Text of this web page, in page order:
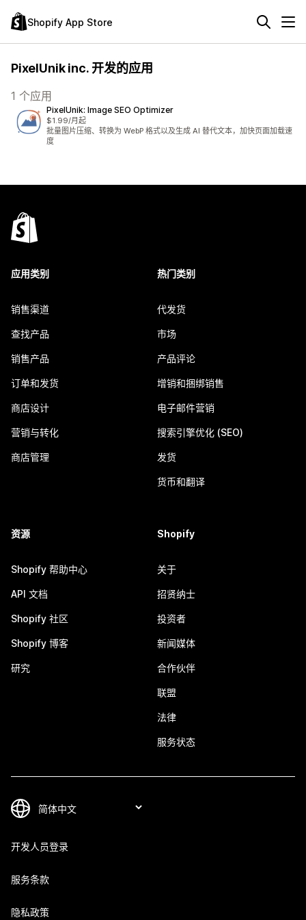
Shopify App Store
PixelUnik inc. 开发的应用
1 个应用
PixelUnik: Image SEO Optimizer
$1.99/月起
批量图片压缩、转换为 WebP 格式以及生成 AI 替代文本，加快页面加载速
度
应用类别
销售渠道
查找产品
销售产品
订单和发货
商店设计
营销与转化
商店管理
热门类别
代发货
市场
产品评论
增销和捆绑销售
电子邮件营销
搜索引擎优化 (SEO)
发货
货币和翻译
资源
Shopify 帮助中心
API 文档
Shopify 社区
Shopify 博客
研究
Shopify
关于
招贤纳士
投资者
新闻媒体
合作伙伴
联盟
法律
服务状态
开发人员登录
服务条款
隐私政策